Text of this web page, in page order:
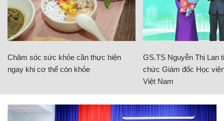
Chăm sóc sức khỏe cần thực hiện
ngay khi cơ thể còn khỏe
GS.TS Nguyễn Thị Lan
chức Giám đốc Học
Việt Nam